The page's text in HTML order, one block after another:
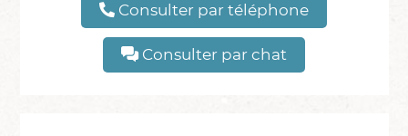
Consulter par téléphone
Consulter par chat